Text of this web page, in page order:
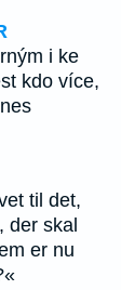
i ke
kdo více,
til det,
der skal
er nu